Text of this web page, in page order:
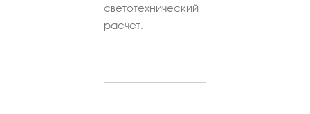
светотехнический
расчет.